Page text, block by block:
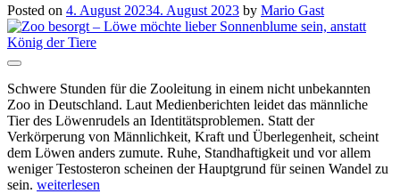
Posted on 4. August 20234. August 2023 by Mario Gast
Schwere Stunden für die Zooleitung in einem nicht unbekannten
Zoo in Deutschland. Laut Medienberichten leidet das männliche
Tier des Löwenrudels an Identitätsproblemen. Statt der
Verkörperung von Männlichkeit, Kraft und Überlegenheit, scheint
dem Löwen anders zumute. Ruhe, Standhaftigkeit und vor allem
weniger Testosteron scheinen der Hauptgrund für seinen Wandel zu
sein. weiterlesen